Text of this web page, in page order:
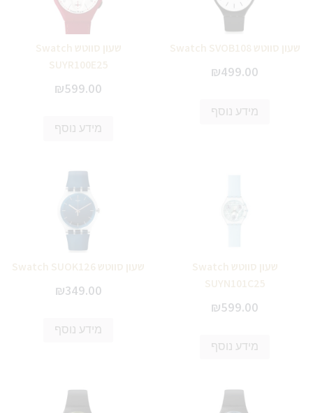
שעון סווטש Swatch SVOB108
₪499.00
מידע נוסף
שעון סווטש Swatch
SUYR100E25
₪599.00
מידע נוסף
שעון סווטש Swatch
SUYN101C25
₪599.00
מידע נוסף
שעון סווטש Swatch SUOK126
₪349.00
מידע נוסף